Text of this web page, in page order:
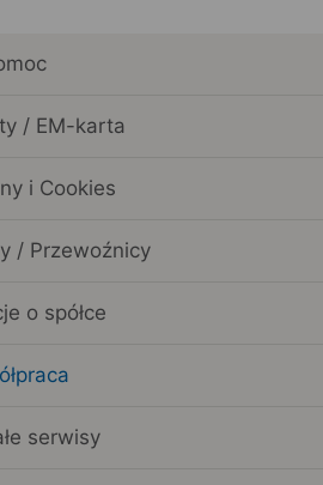
/ EM-karta
i Cookies
/ Przewoźnicy
o spółce
serwisy